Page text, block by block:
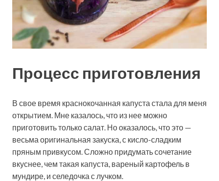
Процесс приготовления
В свое время краснокочанная капуста стала для меня
открытием. Мне казалось, что из нее можно
приготовить только салат. Но оказалось, что это —
весьма оригинальная закуска, с кисло-сладким
пряным привкусом. Сложно придумать сочетание
вкуснее, чем такая капуста, вареный картофель в
мундире, и селедочка с лучком.